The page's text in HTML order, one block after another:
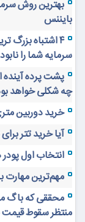
بهترین روش
بایننس
۴ اشتباه بزرگ
سرمایه شما را
چه شکلی خواهد
خرید دوربین
آیا خرید تتر
انتخاب اول
مهم‌ترین مهارت
محققی که باگ
منتظر سقوط قیمت